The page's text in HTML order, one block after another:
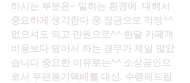
하시는 부분은~ 일하는 환경에. 대해서
중요하게 생각한다 중 잠금으로 걱정^^
없으셔도 되고 만원으로^^ 한달 카페걔
비용보다 명이서 하는 경우가 제일 많았
습니다 중요한 이유로는^^ 소상공인으
로서 우편등기택배를 대신. 수령해드립